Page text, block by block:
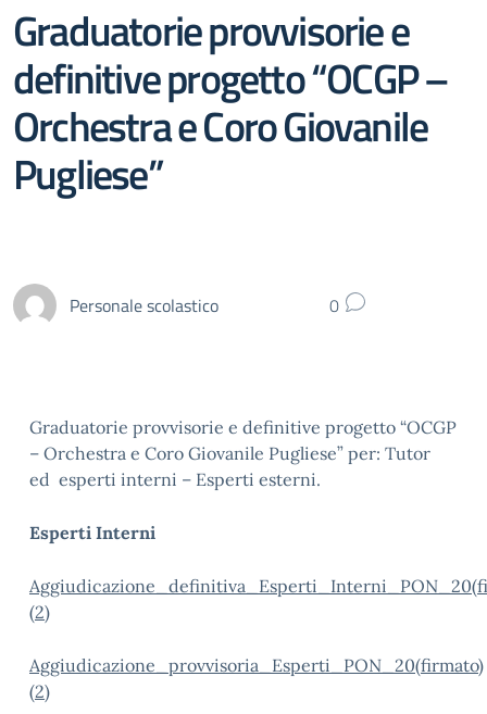
Graduatorie provvisorie e
definitive progetto “OCGP –
Orchestra e Coro Giovanile
Pugliese”
Personale scolastico 0
Graduatorie provvisorie e definitive progetto “OCGP
– Orchestra e Coro Giovanile Pugliese” per: Tutor
ed esperti interni – Esperti esterni.
Esperti Interni
(2)
Aggiudicazione_provvisoria_Esperti_PON_20(firmato)
(2)